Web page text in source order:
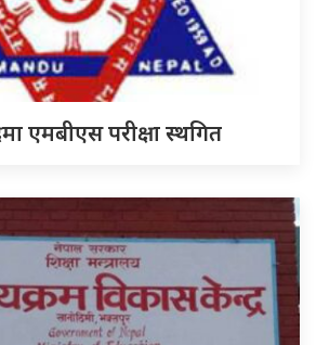
एमबीएस परीक्षा स्थगित